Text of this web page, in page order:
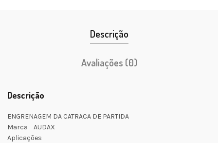
Descrição
Avaliações (0)
Descrição
ENGRENAGEM DA CATRACA DE PARTIDA
Marca AUDAX
Aplicações